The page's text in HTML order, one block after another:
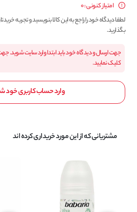
امتیاز کنونی : 0
لطفا دیدگاه خود را راجع به این کالا بنویسید و تجربه
بگذارید.
جهت ارسال و دیدگاه خود باید ابتدا وارد سایت شوید.
کلیک نمایید.
وارد حساب کاربری خود
مشتریانی که از این مورد خریداری کرده اند